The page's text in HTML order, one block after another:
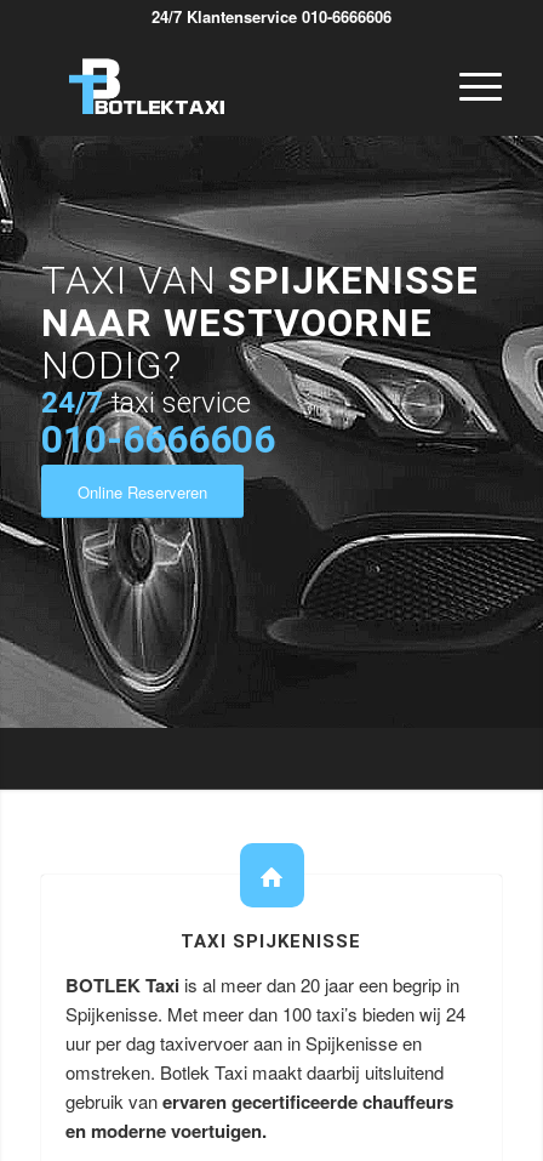
24/7 Klantenservice 010-6666606
TAXI VANSPIJKENISSE
NAAR WESTVOORNE
NODIG?
24/7 taxi service
010-6666606
Online Reserveren
TAXI SPIJKENISSE
BOTLEK Taxi is al meer dan 20 jaar een begrip in
Spijkenisse. Met meer dan 100 taxi’s bieden wij 24
uur per dag taxivervoer aan in Spijkenisse en
omstreken. Botlek Taxi maakt daarbij uitsluitend
gebruik vanervaren gecertificeerde chauffeurs
en moderne voertuigen.